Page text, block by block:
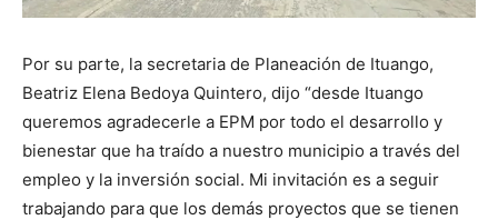
Por su parte, la secretaria de Planeación de Ituango,
Beatriz Elena Bedoya Quintero, dijo “desde Ituango
queremos agradecerle a EPM por todo el desarrollo y
bienestar que ha traído a nuestro municipio a través del
empleo y la inversión social. Mi invitación es a seguir
trabajando para que los demás proyectos que se tienen